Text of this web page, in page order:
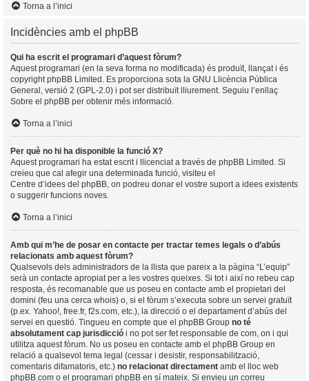
Torna a l’inici
Incidències amb el phpBB
Qui ha escrit el programari d’aquest fòrum?
Aquest programari (en la seva forma no modificada) és produït, llançat i és
copyright phpBB Limited . Es proporciona sota la GNU Llicència Pública
General, versió 2 (GPL-2.0) i pot ser distribuït lliurement. Seguiu l’enllaç
Sobre el phpBB per obtenir més informació.
Torna a l’inici
Per què no hi ha disponible la funció X?
Aquest programari ha estat escrit i llicenciat a través de phpBB Limited. Si
creieu que cal afegir una determinada funció, visiteu el
Centre d’idees del phpBB , on podreu donar el vostre suport a idees existents
o suggerir funcions noves.
Torna a l’inici
Amb qui m’he de posar en contacte per tractar temes legals o d’abús
relacionats amb aquest fòrum?
Qualsevols dels administradors de la llista que pareix a la pàgina “L’equip”
serà un contacte apropiat per a les vostres queixes. Si tot i així no rebeu cap
resposta, és recomanable que us poseu en contacte amb el propietari del
domini (feu una cerca whois) o, si el fòrum s’executa sobre un servei gratuït
(p.ex. Yahoo!, free.fr, f2s.com, etc.), la direcció o el departament d’abús del
servei en questió. Tingueu en compte que el phpBB Group no té
absolutament cap jurisdicció i no pot ser fet responsable de com, on i qui
utilitza aquest fòrum. No us poseu en contacte amb el phpBB Group en
relació a qualsevol tema legal (cessar i desistir, responsabilització,
comentaris difamatoris, etc.) no relacionat directament amb el lloc web
phpBB.com o el programari phpBB en sí mateix. Si envieu un correu